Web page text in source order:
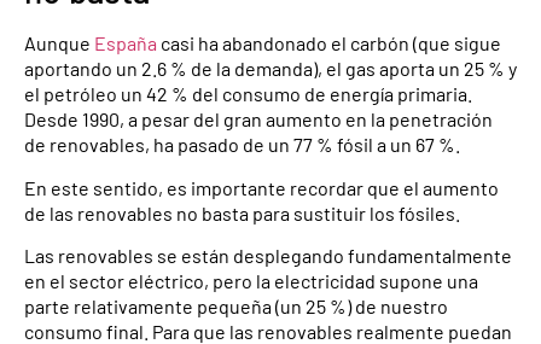
Aunque España casi ha abandonado el carbón (que sigue
aportando un 2.6 % de la demanda), el gas aporta un 25 % y
el petróleo un 42 % del consumo de energía primaria.
Desde 1990, a pesar del gran aumento en la penetración
de renovables, ha pasado de un 77 % fósil a un 67 %.
En este sentido, es importante recordar que el aumento
de las renovables no basta para sustituir los fósiles.
Las renovables se están desplegando fundamentalmente
en el sector eléctrico, pero la electricidad supone una
parte relativamente pequeña (un 25 %) de nuestro
consumo final. Para que las renovables realmente puedan